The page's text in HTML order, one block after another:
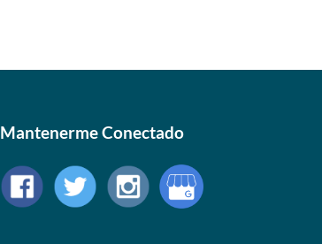
Mantenerme Conectado